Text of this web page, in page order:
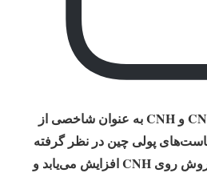
در عمل، اختلاف نرخ بین CNY و CNH به‌ عنوان شاخصی از
پولی چین در نظر گرفته
می‌شود. زمانی که فشار فروش روی CNH افزایش می‌یابد و